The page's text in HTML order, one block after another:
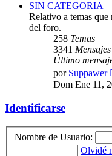
SIN CATEGORIA
Relativo a temas que
del foro.
258 Temas
3341 Mensajes
Último
por Suppawer
Dom Ene 11,
Identificarse
Nombre de Usuario:
Olvidé